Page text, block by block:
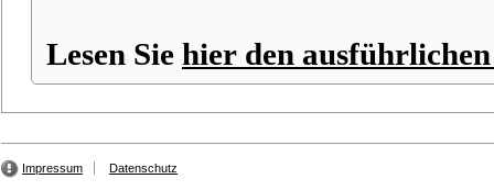
Lesen Sie hier den
Impressum Datenschutz